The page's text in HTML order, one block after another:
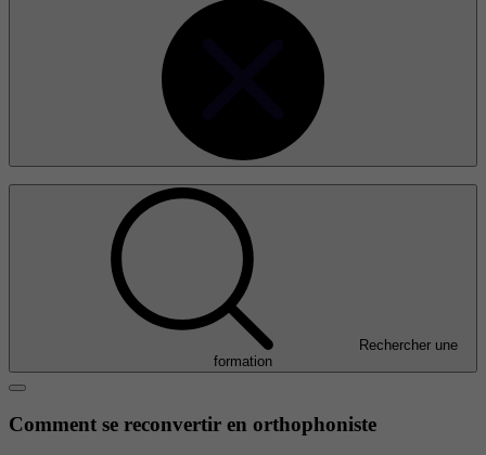
Rechercher une
formation
Comment se reconvertir en orthophoniste